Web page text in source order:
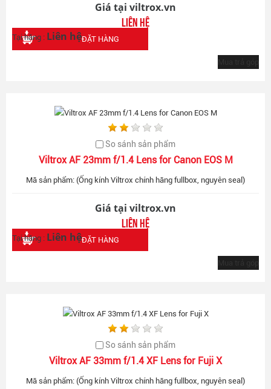
Giá tại viltrox.vn
Liên hệ
Tại hãng : Liên hệĐẶT HÀNG
So sánh sản phẩm
Viltrox AF 23mm f/1.4 Lens for Canon EOS M
Mã sản phẩm: (Ống kính Viltrox chính hãng fullbox, nguyên seal)
Giá tại viltrox.vn
Liên hệ
Tại hãng : Liên hệĐẶT HÀNG
So sánh sản phẩm
Viltrox AF 33mm f/1.4 XF Lens for Fuji X
Mã sản phẩm: (Ống kính Viltrox chính hãng fullbox, nguyên seal)